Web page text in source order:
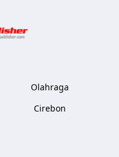
Olahraga
Cirebon